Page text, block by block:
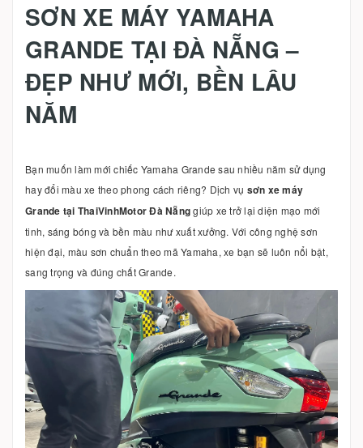
SƠN XE MÁY YAMAHA
GRANDE TẠI ĐÀ NẴNG –
ĐẸP NHƯ MỚI, BỀN LÂU
NĂM
Bạn muốn làm mới chiếc Yamaha Grande sau nhiều năm sử dụng
hay đổi màu xe theo phong cách riêng? Dịch vụ sơn xe máy
Grande tại ThaiVinhMotor Đà Nẵnggiúp xe trở lại diện mạo mới
tinh, sáng bóng và bền màu như xuất xưởng. Với công nghệ sơn
hiện đại, màu sơn chuẩn theo mã Yamaha, xe bạn sẽ luôn nổi bật,
sang trọng và đúng chất Grande.